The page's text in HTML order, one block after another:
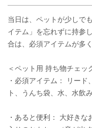
当日は、ペットが少しで
イテム」を忘れずに持参
合は、必須アイテムが多
＜ペット用 持ち物チェッ
・必須アイテム： リー
ト、うんち袋、水、水飲
・あると便利： 大好き